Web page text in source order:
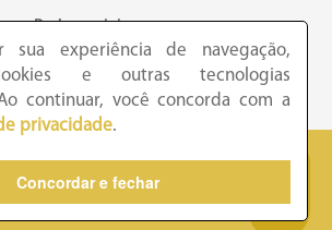
Redes sociais
de Medicina - Copyright © todos os
direitos reservados
sua experiência de navegação,
e outras tecnologias
continuar, você concorda com a
privacidade.
Concordar e fechar